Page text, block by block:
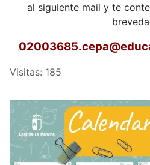
al siguiente mail y te
02003685.cepa
Visitas: 185